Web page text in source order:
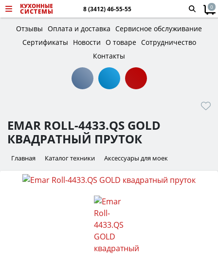
8 (3412) 46-55-55 0
Отзывы Оплата и доставка Сервисное обслуживание
Сертификаты
Новости О товаре Сотрудничество
Контакты
EMAR ROLL-4433.QS GOLD
КВАДРАТНЫЙ ПРУТОК
Главная Каталог техники Аксессуары для моек